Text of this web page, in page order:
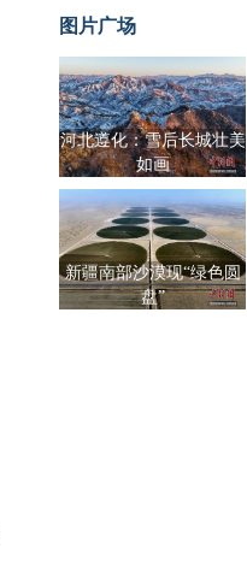
图片广场
河北遵化：雪后长城壮美
如画
新疆南部沙漠现“绿色圆
盘”